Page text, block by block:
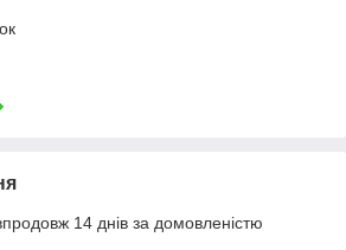
14 днів за домовленістю